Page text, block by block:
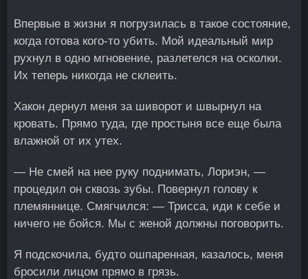
Впервые в жизни я погрузилась в такое состояние,
когда готова кого-то убить. Мой идеальный мир
рухнул в одно мгновение, разлетелся на осколки.
Их теперь никогда не склеить.
Хакон дернул меня за шиворот и швырнул на
кровать. Прямо туда, где простыня все еще была
влажной от их утех.
— Не смей на нее руку поднимать, Лориэн, —
процедил он сквозь зубы. Повернул голову к
племяннице. Смягчился: — Трисса, иди к себе и
ничего не бойся. Мы с женой должны поговорить.
Я подскочила, будто ошпаренная, казалось, меня
бросили лицом прямо в грязь.